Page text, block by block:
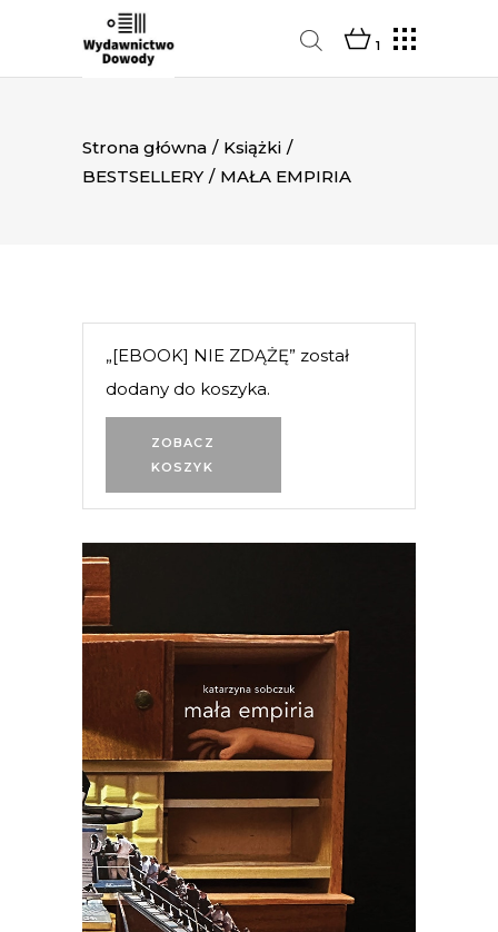
1
Strona główna / Książki /
BESTSELLERY / MAŁA EMPIRIA
ZOBACZ
KOSZYK
„[EBOOK] NIE ZDĄŻĘ” został
dodany do koszyka.